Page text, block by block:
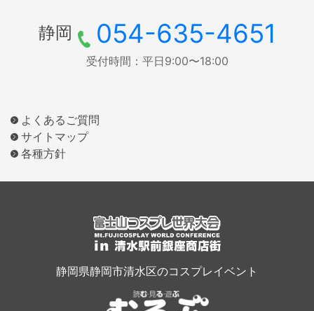
静岡 054-635-4651
受付時間：平日9:00〜18:00
よくあるご質問
サイトマップ
各種方針
静岡県静岡市清水区のコスプレイベント